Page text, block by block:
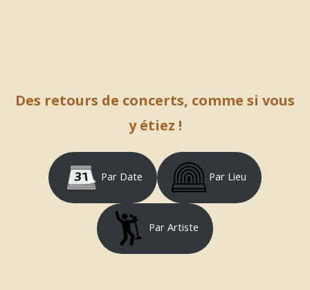
Des retours de concerts, comme si vous
y étiez !
Par Date Par Lieu
Par Artiste